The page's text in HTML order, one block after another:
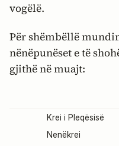
vogëlë.
Për shëmbëllë
nënëpunëset e të
gjithë në muajt:
Krei i Pleqësisë
Nenëkrei